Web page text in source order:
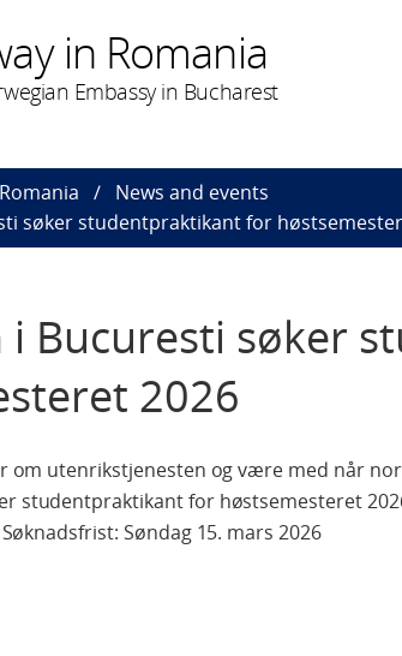
in Romania
Embassy in Bucharest
News and events
søker studentpraktikant for
i Bucuresti søker
2026
om utenrikstjenesten og være med når
studentpraktikant for høstsemesteret
Søndag 15. mars 2026